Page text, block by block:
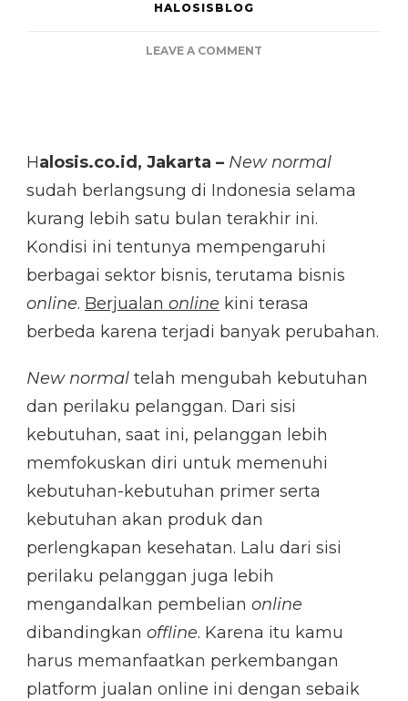
HALOSISBLOG
LEAVE A COMMENT
NEW
NORMAL
Halosis.co.id, Jakarta – New normal
sudah berlangsung di Indonesia selama
kurang lebih satu bulan terakhir ini.
Kondisi ini tentunya mempengaruhi
berbagai sektor bisnis, terutama bisnis
online. Berjualan online kini terasa
berbeda karena terjadi banyak perubahan.
New normal telah mengubah kebutuhan
dan perilaku pelanggan. Dari sisi
kebutuhan, saat ini, pelanggan lebih
memfokuskan diri untuk memenuhi
kebutuhan-kebutuhan primer serta
kebutuhan akan produk dan
perlengkapan kesehatan. Lalu dari sisi
perilaku pelanggan juga lebih
mengandalkan pembelian online
dibandingkan offline. Karena itu kamu
harus memanfaatkan perkembangan
platform jualan online ini dengan sebaik